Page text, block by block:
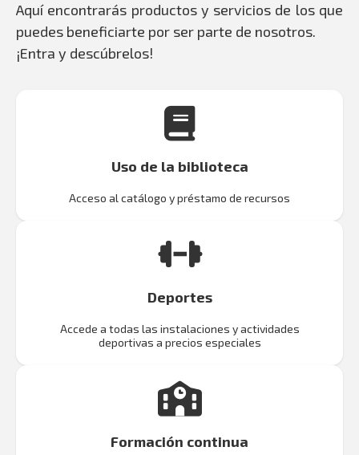
Aquí encontrarás productos y servicios de los que
puedes beneficiarte por ser parte de nosotros.
¡Entra y descúbrelos!
Uso de la biblioteca
Acceso al catálogo y préstamo de recursos
Deportes
Accede a todas las instalaciones y actividades
deportivas a precios especiales
Formación continua